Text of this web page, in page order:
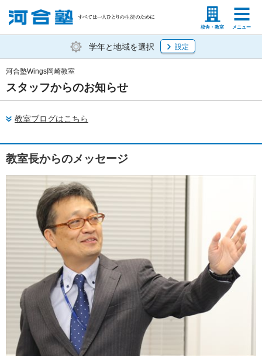
校舎・教室 メニュー
塾生の方 高等学校の先生
学年と地域を選択 設定
スタッフからのお知らせ
河合塾Wings岡崎教室
教室ブログはこちら
教室長からのメッセージ